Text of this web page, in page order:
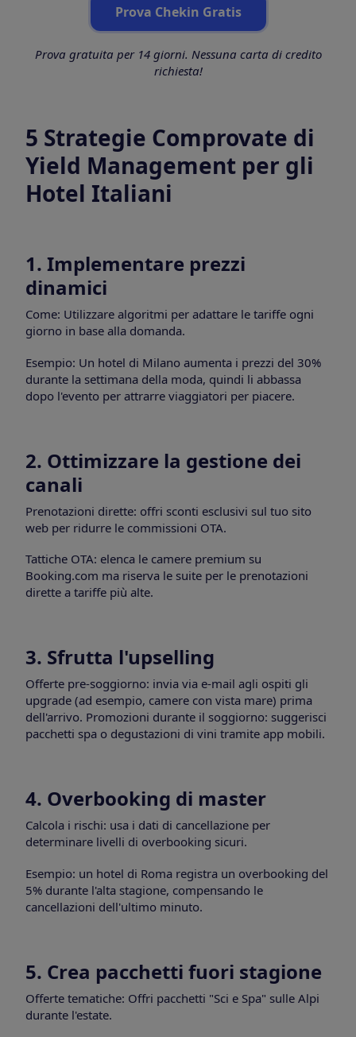
Prova Chekin Gratis
Prova gratuita per 14 giorni. Nessuna carta di credito
richiesta!
5 Strategie Comprovate di
Yield Management per gli
Hotel Italiani
1. Implementare prezzi
dinamici
Come: Utilizzare algoritmi per adattare le tariffe ogni
giorno in base alla domanda.
Esempio: Un hotel di Milano aumenta i prezzi del 30%
durante la settimana della moda, quindi li abbassa
dopo l'evento per attrarre viaggiatori per piacere.
2. Ottimizzare la gestione dei
canali
Prenotazioni dirette: offri sconti esclusivi sul tuo sito
web per ridurre le commissioni OTA.
Tattiche OTA: elenca le camere premium su
Booking.com ma riserva le suite per le prenotazioni
dirette a tariffe più alte.
3. Sfrutta l'upselling
Offerte pre-soggiorno: invia via e-mail agli ospiti gli
upgrade (ad esempio, camere con vista mare) prima
dell'arrivo. Promozioni durante il soggiorno: suggerisci
pacchetti spa o degustazioni di vini tramite app mobili.
4. Overbooking di master
Calcola i rischi: usa i dati di cancellazione per
determinare livelli di overbooking sicuri.
Esempio: un hotel di Roma registra un overbooking del
5% durante l'alta stagione, compensando le
cancellazioni dell'ultimo minuto.
5. Crea pacchetti fuori stagione
Offerte tematiche: Offri pacchetti "Sci e Spa" sulle Alpi
durante l'estate.